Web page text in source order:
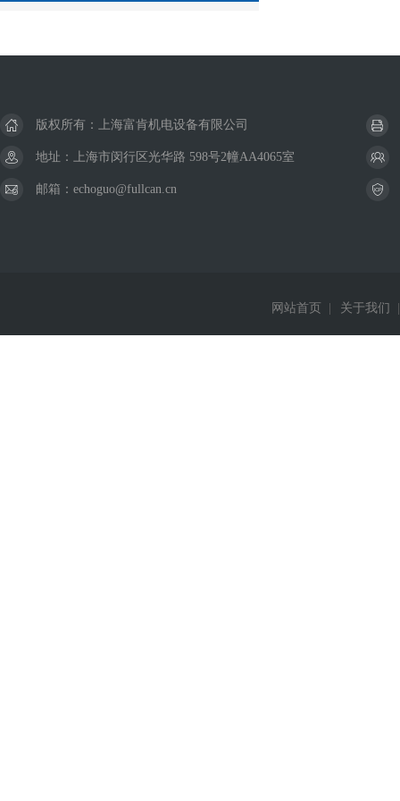
版权所有：上海富肯机电设备有限公司
地址：上海市闵行区光华路 598号2幢AA4065室
邮箱：echoguo@fullcan.cn
网站首页 关于我们